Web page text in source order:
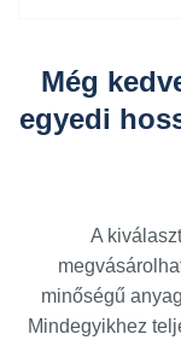
Még
egyedi
A
minőségű
Mindegyikhez